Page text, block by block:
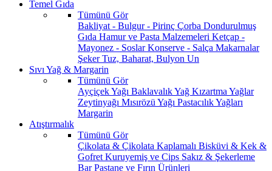
Temel Gıda
Tümünü Gör
Bakliyat - Bulgur - Pirinç Çorba Dondurulmuş
Gıda Hamur ve Pasta Malzemeleri Ketçap -
Mayonez - SoslarKonserve - Salça Makarnalar
ŞekerTuz, Baharat, Bulyon Un
Sıvı Yağ & Margarin
Tümünü Gör
Ayçiçek Yağı Baklavalık Yağ Kızartma Yağlar
Zeytinyağı Mısırözü Yağı Pastacılık Yağları
Margarin
Atıştırmalık
Tümünü Gör
Çikolata & Çikolata Kaplamalı Bisküvi & Kek &
Gofret Kuruyemiş ve Cips Sakız & Şekerleme
BarPastane ve Fırın Ürünleri